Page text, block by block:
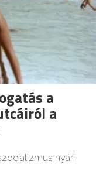
a
a
nyári